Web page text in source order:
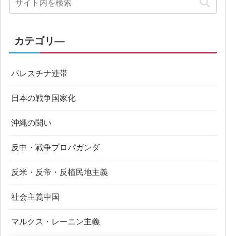
カテゴリ―
パレスチナ連帯
日本の戦争国家化
沖縄の闘い
反中・戦争プロパガンダ
反米・反帝・反植民地主義
社会主義中国
マルクス・レーニン主義